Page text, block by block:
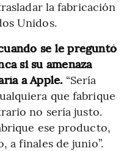
la fabricación
Unidos.
se le preguntó
si su amenaza
a Apple. “Sería
que fabrique
no sería justo.
ese producto,
a finales de junio”.